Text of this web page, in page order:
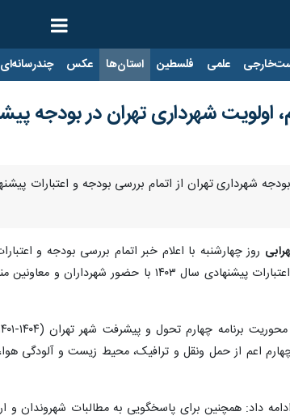
علمی فلسطین استان‌ها عکس چندرسانه‌ای
شهرداری تهران در بودجه
اعم از حمل ونقل و ترافیک، محیط زیست و آلودگی
داد: همچنین برای پاسخگویی به مطالبات